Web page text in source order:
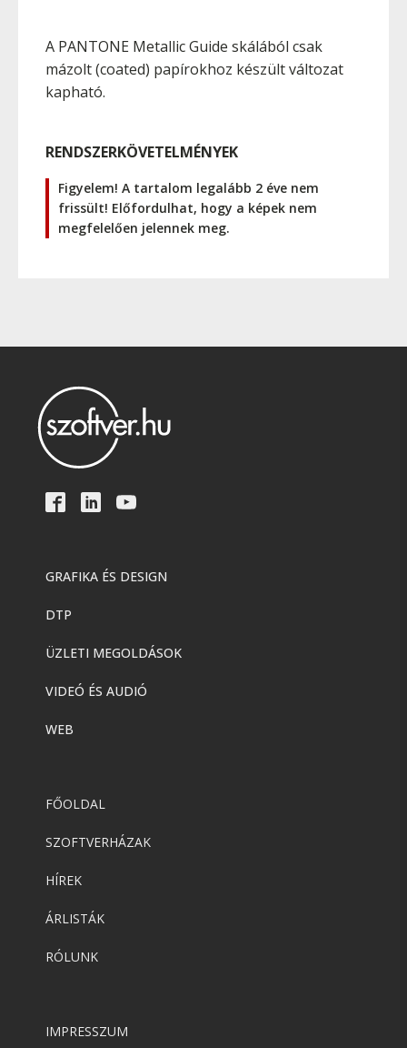
A PANTONE Metallic Guide skálából csak
mázolt (coated) papírokhoz készült változat
kapható.
RENDSZERKÖVETELMÉNYEK
Figyelem! A tartalom legalább 2 éve nem
frissült! Előfordulhat, hogy a képek nem
megfelelően jelennek meg.
GRAFIKA ÉS DESIGN
DTP
ÜZLETI MEGOLDÁSOK
VIDEÓ ÉS AUDIÓ
WEB
FŐOLDAL
SZOFTVERHÁZAK
HÍREK
ÁRLISTÁK
RÓLUNK
IMPRESSZUM